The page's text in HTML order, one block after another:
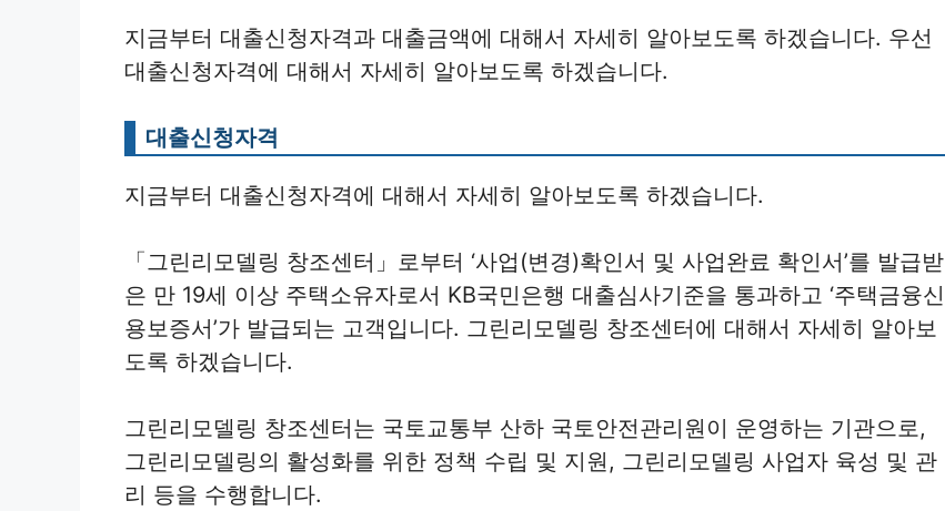
지금부터 대출신청자격과 대출금액에 대해서 자세히 알아보도록 하겠습니다. 우선
대출신청자격에 대해서 자세히 알아보도록 하겠습니다.
대출신청자격
지금부터 대출신청자격에 대해서 자세히 알아보도록 하겠습니다.
「그린리모델링 창조센터」로부터 ‘사업(변경)확인서 및 사업완료 확인서’를 발급받
은 만 19세 이상 주택소유자로서 KB국민은행 대출심사기준을 통과하고 ‘주택금융신
용보증서’가 발급되는 고객입니다. 그린리모델링 창조센터에 대해서 자세히 알아보
도록 하겠습니다.
그린리모델링 창조센터는 국토교통부 산하 국토안전관리원이 운영하는 기관으로,
그린리모델링의 활성화를 위한 정책 수립 및 지원, 그린리모델링 사업자 육성 및 관
리 등을 수행합니다.